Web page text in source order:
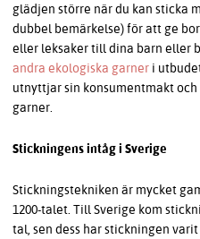
glädjen större när du kan sticka
dubbel bemärkelse) för att ge
eller leksaker till dina barn eller
andra ekologiska garner i
utnyttjar sin konsumentmakt
garner.
Stickningens intåg i Sverige
Stickningstekniken är mycket
1200-talet. Till Sverige kom
tal, sen dess har stickningen